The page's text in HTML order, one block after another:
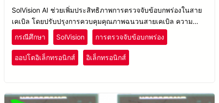
SolVision AI ช่วยเพิ่มประสิทธิภาพการตรวจจับข้อบกพร่องในสาย
เคเบิล โดยปรับปรุงการควบคุมคุณภาพฉนวนสายเคเบิล ความ
แม่นยำในการตรวจสอบ และประสิทธิภาพการผลิตสำหรับสายไฟ
และสายเคเบิล
กรณีศึกษา SolVision การตรวจจับข้อบกพร่อง
ออปโตอิเล็กทรอนิกส์ อิเล็กทรอนิกส์